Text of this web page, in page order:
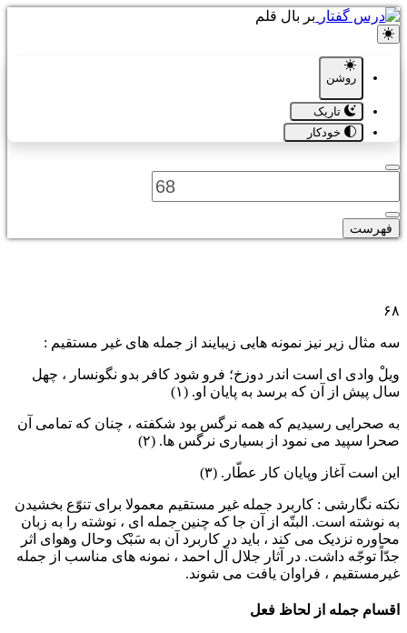
بر بال قلم
روشن
تاریک
فهرست
۶۸
سه مثال زیر نیز نمونه هایی زیبایند از جمله های غیر مستقیم :
ویلْ وادی ای است اندر دوزخ؛ فرو شود کافر بدو نگونسار ، چهل
سال پیش از آن که برسد به پایان او.(١)
به صحرایی رسیدیم که همه نرگس بود شکفته ، چنان که تمامی آن
صحرا سپید می نمود از بسیاری نرگس ها.(٢)
این است آغاز وپایان کار عطّار. (٣)
نکته نگارشی : کاربرد جمله غیر مستقیم معمولا برای تنوّع بخشیدن
به نوشته است. البتّه از آن جا که چنین جمله ای ، نوشته را به زبان
محاوره نزدیک می کند ، باید در کاربرد آن به سَبْک وحال وهوای اثر
جدّاً توجّه داشت. در آثار جلال آل احمد ، نمونه های مناسب از جمله
غیرمستقیم ، فراوان یافت می شوند.
اقسام جمله از لحاظ فعل